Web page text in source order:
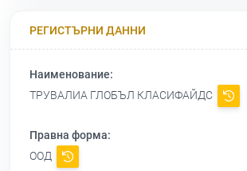
РЕГИСТЪРНИ ДАННИ
Наименование:
ТРУВАЛИА ГЛОБЪЛ КЛАСИФАЙДС
Правна форма:
ООД